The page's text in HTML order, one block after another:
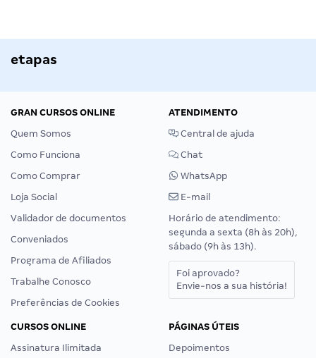
etapas
GRAN CURSOS ONLINE
Quem Somos
Como Funciona
Como Comprar
Loja Social
Validador de documentos
Conveniados
Programa de Afiliados
Trabalhe Conosco
Preferências de Cookies
ATENDIMENTO
Central de ajuda
Chat
WhatsApp
E-mail
Horário de atendimento:
segunda a sexta (8h às 20h),
sábado (9h às 13h).
Foi aprovado?
Envie-nos a sua história!
CURSOS ONLINE
Assinatura Ilimitada
PÁGINAS ÚTEIS
Depoimentos